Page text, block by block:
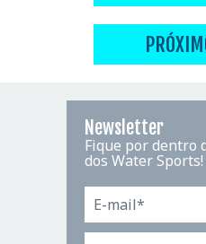
Newsletter
Fique por dentro
dos Water Sports!